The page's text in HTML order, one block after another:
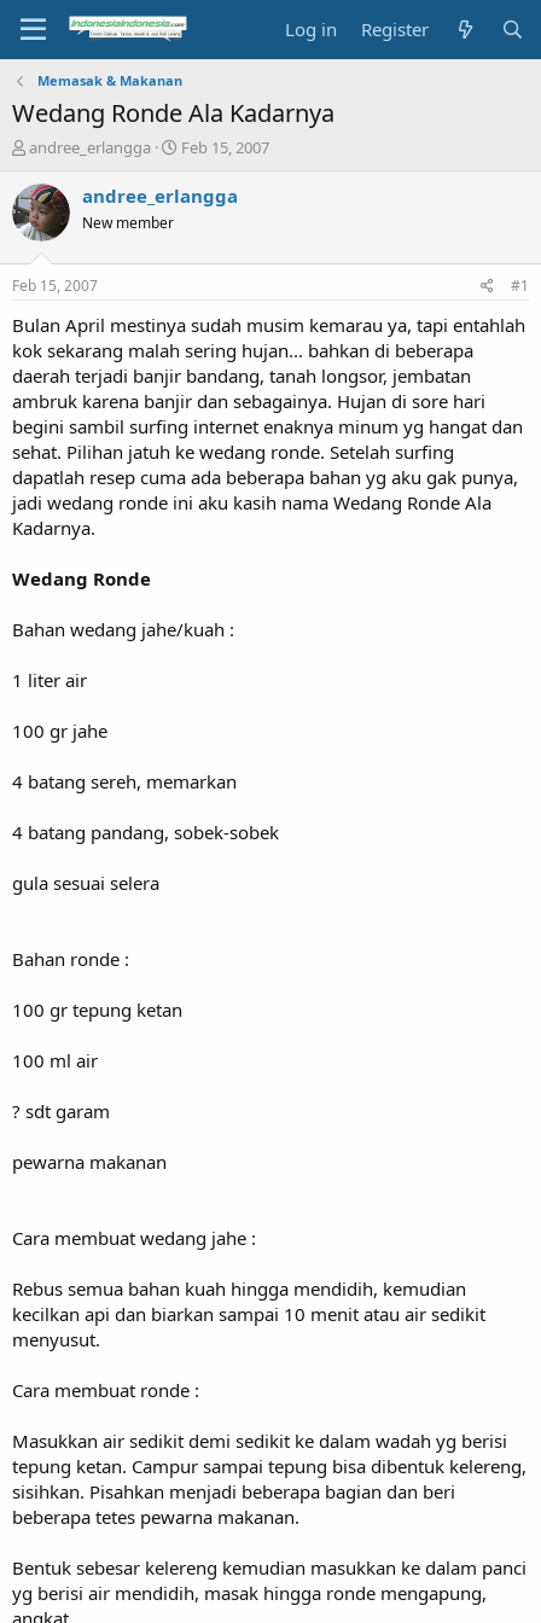
Log in Register
Memasak & Makanan
Wedang Ronde Ala Kadarnya
T
r
e
a
s
t
a
t
e
r
andree_erlangga
S
a
e
Feb 15, 2007
andree_erlangga
New member
Feb 15, 2007 #1
Bulan April mestinya sudah musim kemarau ya, tapi entahlah
kok sekarang malah sering hujan... bahkan di beberapa
daerah terjadi banjir bandang, tanah longsor, jembatan
ambruk karena banjir dan sebagainya. Hujan di sore hari
begini sambil surfing internet enaknya minum yg hangat dan
sehat. Pilihan jatuh ke wedang ronde. Setelah surfing
dapatlah resep cuma ada beberapa bahan yg aku gak punya,
jadi wedang ronde ini aku kasih nama Wedang Ronde Ala
Kadarnya.
Wedang Ronde
Bahan wedang jahe/kuah :
1 liter air
100 gr jahe
4 batang sereh, memarkan
4 batang pandang, sobek-sobek
gula sesuai selera
Bahan ronde :
100 gr tepung ketan
100 ml air
? sdt garam
pewarna makanan
Cara membuat wedang jahe :
Rebus semua bahan kuah hingga mendidih, kemudian
kecilkan api dan biarkan sampai 10 menit atau air sedikit
menyusut.
Cara membuat ronde :
Masukkan air sedikit demi sedikit ke dalam wadah yg berisi
tepung ketan. Campur sampai tepung bisa dibentuk kelereng,
sisihkan. Pisahkan menjadi beberapa bagian dan beri
beberapa tetes pewarna makanan.
Bentuk sebesar kelereng kemudian masukkan ke dalam panci
yg berisi air mendidih, masak hingga ronde mengapung,
angkat.